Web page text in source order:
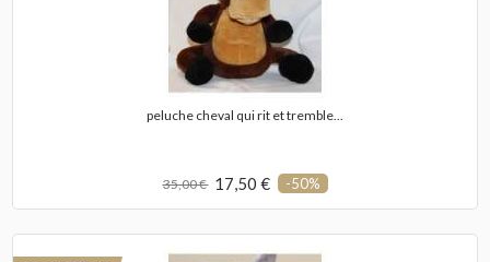
peluche cheval qui rit et tremble...
35,00 € 17,50 € -50%